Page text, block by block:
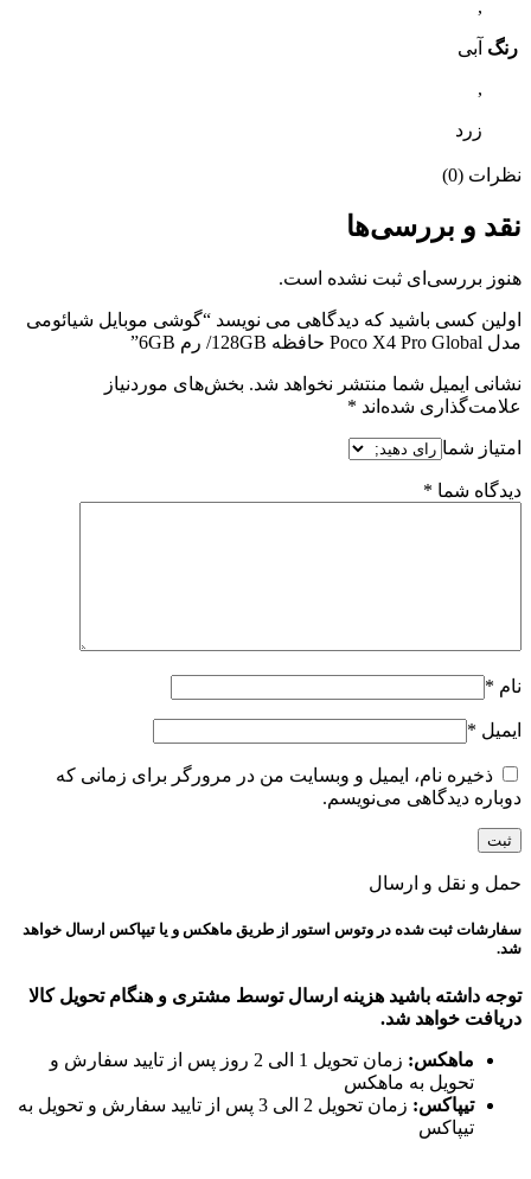
رنگ
,
آبی
,
زرد
نظرات (0)
نقد و بررسی‌ها
هنوز بررسی‌ای ثبت نشده است.
اولین کسی باشید که دیدگاهی می نویسد “گوشی موبایل شیائومی
مدل Poco X4 Pro Global حافظه 128GB/ رم 6GB”
نشانی ایمیل شما منتشر نخواهد شد. بخش‌های موردنیاز
علامت‌گذاری شده‌اند *
امتیاز شما
دیدگاه شما *
نام *
ایمیل *
ذخیره نام، ایمیل و وبسایت من در مرورگر برای زمانی که
دوباره دیدگاهی می‌نویسم.
حمل و نقل و ارسال
سفارشات ثبت شده در وتوس استور از طریق ماهکس و یا تیپاکس ارسال خواهد
شد.
توجه داشته باشید هزینه ارسال توسط مشتری و هنگام تحویل کالا
دریافت خواهد شد.
ماهکس:
زمان تحویل 1 الی 2 روز پس از تایید سفارش و
تحویل به ماهکس
تیپاکس:
زمان تحویل 2 الی 3 پس از تایید سفارش و تحویل به
تیپاکس